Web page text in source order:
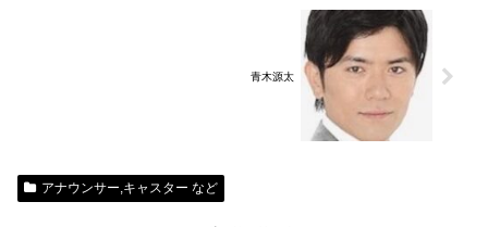
青木源太
アナウンサー,キャスター など